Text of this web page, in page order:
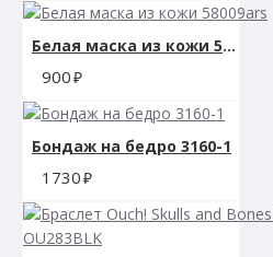
Белая маска из кожи 58009ars
900
Бондаж на бедро 3160-1
1730